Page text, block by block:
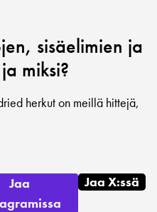
sisäelimien ja
miksi?
herkut on meillä hittejä,
Jaa
Jaa X:ssä